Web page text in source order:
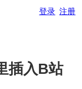
登录 注册
插入B站